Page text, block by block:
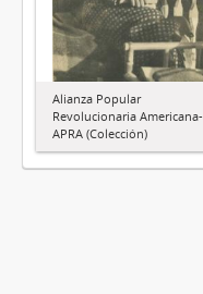
Alianza Popular
Revolucionaria Americana-
APRA (Colección)